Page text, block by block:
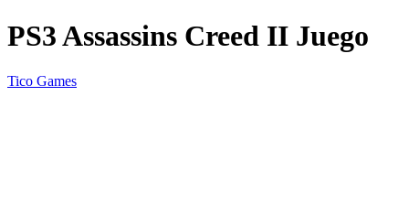
PS3 Assassins Creed II Juego
Tico Games